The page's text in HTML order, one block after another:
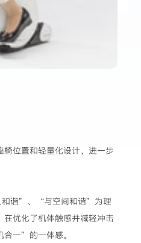
椅位置和轻量化设计，进一步
谐”、“与空间和谐”为理
优化了机体触感并减轻冲击
一”的一体感。